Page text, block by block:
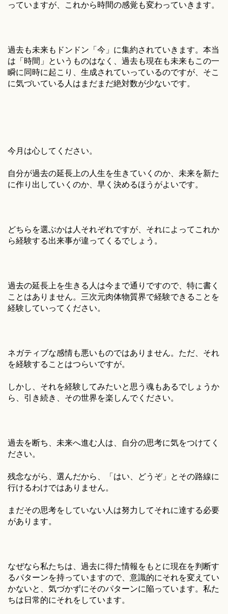
っていますが、これから時間の感覚も変わっていきます。
過去も未来もドンドン「今」に集約されていきます。本当
は「時間」というものはなく、過去も現在も未来もこの一
瞬に同時に起こり、生成されていっているのですが、そこ
に気づいている人はまだまだ絶対数が少ないです。
今月は心してください。
自分が過去の延長上の人生を生きていくのか、未来を新た
に作り出していくのか、早く決めるほうがよいです。
どちらを選ぶかは人それぞれですが、それによってこれか
ら経験する出来事が違ってくるでしょう。
過去の延長上を生きる人は今まで通りですので、特に書く
ことはありません。三次元肉体物質界で経験できることを
経験していってください。
ネガティブな感情も悪いものではありません。ただ、それ
を経験することはつらいですが。
しかし、それを経験してみたいと思う魂もあるでしょうか
ら、引き続き、その世界を楽しんでください。
過去を断ち、未来へ進む人は、自分の思考に気をつけてく
ださい。
残念ながら、選んだから、「はい、どうぞ」とその路線に
行けるわけではありません。
まだその思考をしていない人は努力してそれに達する必要
があります。
なぜなら私たちは、過去に得た情報をもとに現在を判断す
るパターンを持っていますので、意識的にそれを変えてい
かないと、気づかずにそのパターンに陥っています。私た
ちは日常的にそれをしています。